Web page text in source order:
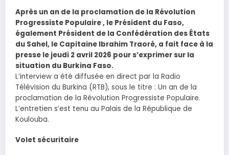
Après un an de la proclamation de la Révolution
Progressiste Populaire , le Président du Faso,
également Président de la Confédération des États
du Sahel, le Capitaine Ibrahim Traoré, a fait face à la
presse le jeudi 2 avril 2026 pour s’exprimer sur la
situation du Burkina Faso.
L’interview a été diffusée en direct par la Radio
Télévision du Burkina (RTB), sous le titre : Un an de la
proclamation de la Révolution Progressiste Populaire.
L’entretien s’est tenu au Palais de la République de
Koulouba.
Volet sécuritaire